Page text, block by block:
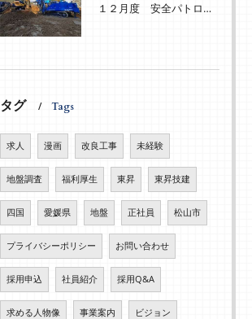
１２月度 安全パトロールを実施致しました！
タグ Tags
求人 漫画 改良工事 未経験
地盤調査 福利厚生 東昇 東昇技建
四国 愛媛県 地盤 正社員 松山市
プライバシーポリシー お問い合わせ
採用申込 社員紹介 採用Q&A
求める人物像 事業案内 ビジョン